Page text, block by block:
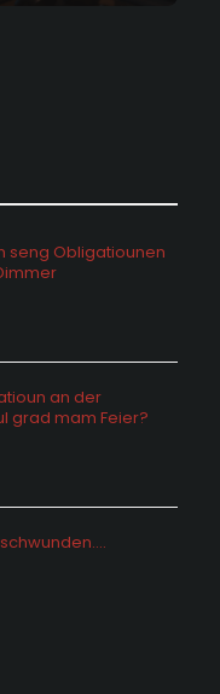
seng Obligatiounen
an der
grad mam Feier?